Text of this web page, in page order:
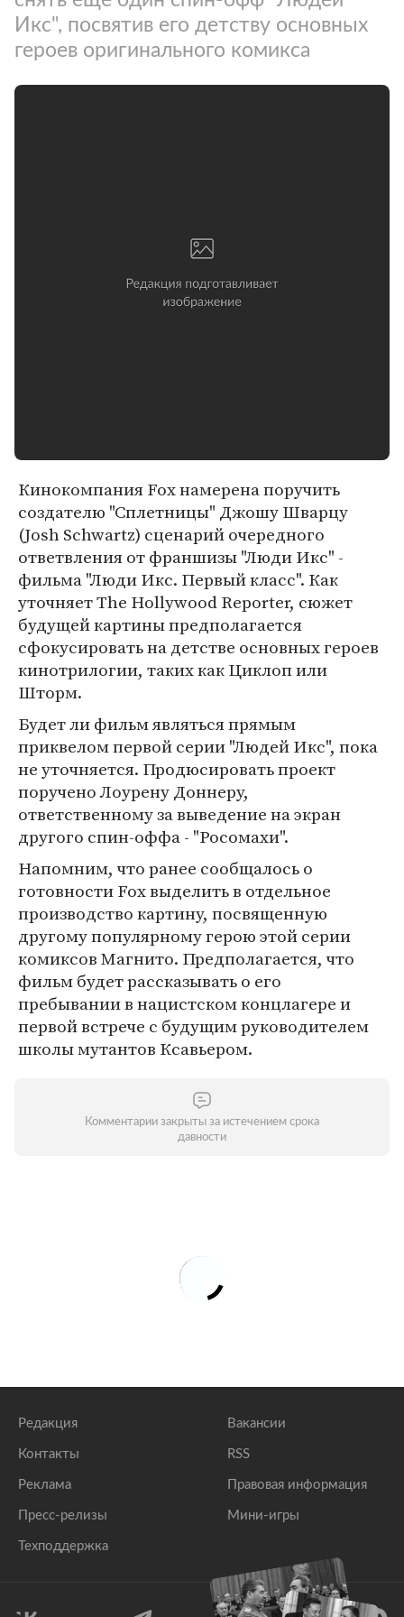
Икс", посвятив его детству основных
героев оригинального комикса
Кинокомпания Fox намерена поручить
создателю "Сплетницы" Джошу Шварцу
(Josh Schwartz) сценарий очередного
ответвления от франшизы "Люди Икс" -
фильма "Люди Икс. Первый класс". Как
уточняет The Hollywood Reporter, сюжет
будущей картины предполагается
сфокусировать на детстве основных героев
кинотрилогии, таких как Циклоп или
Шторм.
Будет ли фильм являться прямым
приквелом первой серии "Людей Икс", пока
не уточняется. Продюсировать проект
поручено Лоурену Доннеру,
ответственному за выведение на экран
другого спин-оффа - "Росомахи".
Напомним, что ранее сообщалось о
готовности Fox выделить в отдельное
производство картину, посвященную
другому популярному герою этой серии
комиксов Магнито. Предполагается, что
фильм будет рассказывать о его
пребывании в нацистском концлагере и
первой встрече с будущим руководителем
школы мутантов Ксавьером.
Комментарии закрыты за истечением срока
давности
Редакция
Контакты
Реклама
Пресс-релизы
Техподдержка
Вакансии
RSS
Правовая информация
Мини-игры